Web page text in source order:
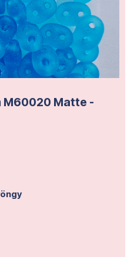
M60020 Matte -